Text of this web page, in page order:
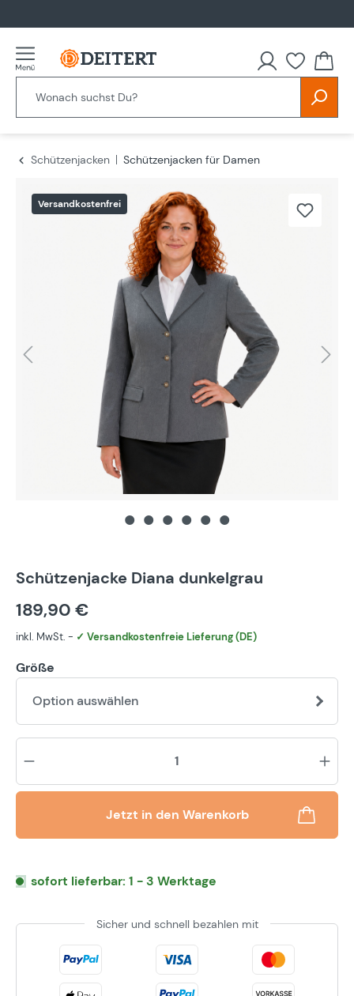
Schützenjacken
Schützenjacken für Damen
Versandkostenfrei
Schützenjacke Diana dunkelgrau
189,90 €
inkl. MwSt. - ✓ Versandkostenfreie Lieferung (DE)
Größe
Option auswählen
Jetzt in den Warenkorb
sofort lieferbar: 1 - 3 Werktage
Sicher und schnell bezahlen mit